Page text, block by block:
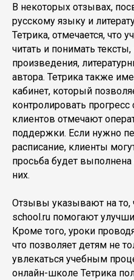
В некоторых отзывах,
русскому языку и
Тетрика, отмечается, что
читать и понимать
произведения,
автора. Тетрика также
кабинет, который
контролировать
клиентов отмечают
поддержки. Если нужно
расписание, клиенты
просьба будет выполнена
них.
Отзывы указывают на то,
school.ru помогают
Кроме того, уроки
что позволяет детям не
увлекаться учебным
онлайн-школе Тетрика